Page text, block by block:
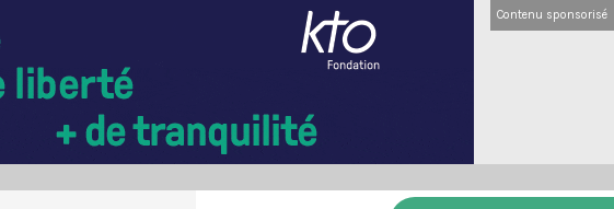
Contenu sponsorisé